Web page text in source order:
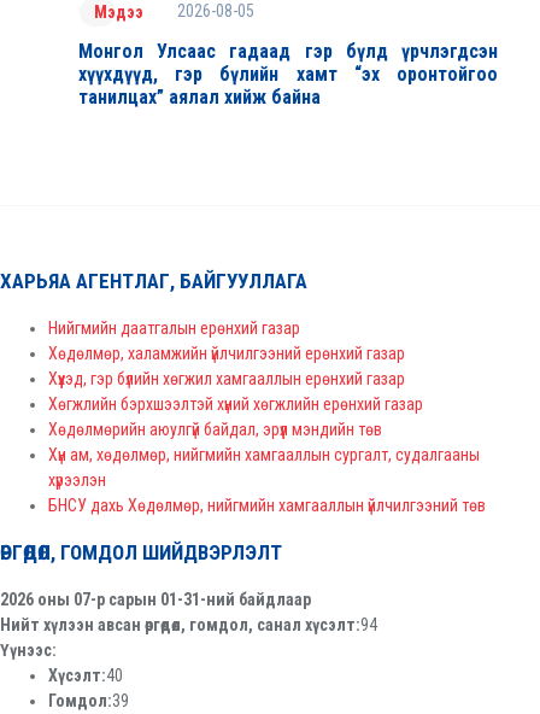
Мэдээ 2026-08-05
Монгол Улсаас гадаад гэр бүлд үрчлэгдсэн
хүүхдүүд, гэр бүлийн хамт “эх оронтойгоо
танилцах” аялал хийж байна
ХАРЬЯА АГЕНТЛАГ, БАЙГУУЛЛАГА
Нийгмийн даатгалын ерөнхий газар
Хөдөлмөр, халамжийн үйлчилгээний ерөнхий газар
Хүүхэд, гэр бүлийн хөгжил хамгааллын ерөнхий газар
Хөгжлийн бэрхшээлтэй хүний хөгжлийн ерөнхий газар
Хөдөлмөрийн аюулгүй байдал, эрүүл мэндийн төв
Хүн ам, хөдөлмөр, нийгмийн хамгааллын сургалт, судалгааны
хүрээлэн
БНСУ дахь Хөдөлмөр, нийгмийн хамгааллын үйлчилгээний төв
ӨРГӨДӨЛ, ГОМДОЛ ШИЙДВЭРЛЭЛТ
2026 оны 07-р сарын 01-31-ний байдлаар
Нийт хүлээн авсан өргөдөл, гомдол, санал хүсэлт:94
Үүнээс:
Хүсэлт:40
Гомдол:39